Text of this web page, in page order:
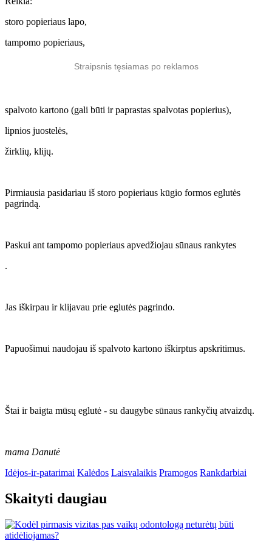
storo popieriaus lapo,
tampomo popieriaus,
Straipsnis tęsiamas po reklamos
spalvoto kartono (gali būti ir paprastas spalvotas popierius),
lipnios juostelės,
žirklių, klijų.
Pirmiausia pasidariau iš storo popieriaus kūgio formos eglutės
pagrindą.
Paskui ant tampomo popieriaus apvedžiojau sūnaus rankytes
.
Jas iškirpau ir klijavau prie eglutės pagrindo.
Papuošimui naudojau iš spalvoto kartono iškirptus apskritimus.
Štai ir baigta mūsų eglutė - su daugybe sūnaus rankyčių atvaizdų.
mama Danutė
Idėjos-ir-patarimai Kalėdos Laisvalaikis Pramogos Rankdarbiai
Skaityti daugiau